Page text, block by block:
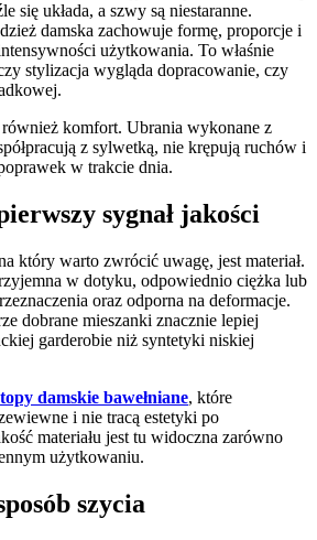
się układa, a szwy są niestaranne.
damska zachowuje formę, proporcje i
użytkowania. To właśnie
stylizacja wygląda dopracowanie, czy
komfort. Ubrania wykonane z
z sylwetką, nie krępują ruchów i
w trakcie dnia.
sygnał jakości
który warto zwrócić uwagę, jest materiał.
w dotyku, odpowiednio ciężka lub
oraz odporna na deformacje.
dobrane mieszanki znacznie lepiej
garderobie niż syntetyki niskiej
topy damskie bawełniane, które
i nie tracą estetyki po
materiału jest tu widoczna zarówno
użytkowaniu.
szycia